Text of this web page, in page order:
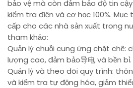
bảo vệ mà còn đảm bảo độ tin
kiểm tra điện và cơ học 100%.
cấp cho các nhà sản xuất trong
tham khảo:
Quản lý chuỗi cung ứng chặt chẽ:
lượng cao, đảm bảo导电 và bền bỉ.
Quản lý và theo dõi quy trình:
và kiểm tra tự động hóa, giảm